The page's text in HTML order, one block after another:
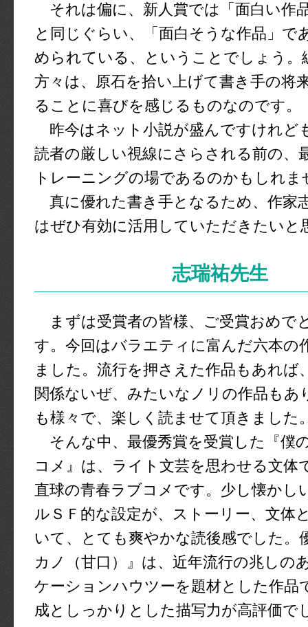
それは偏に、新人賞では「面白い作
と同じぐらい、「面白そうな作品」で
められている、ということでしょう。
方々は、原石を拾い上げて書き手の将
ることに喜びを感じるものなのです。
昨今はネット小説が盛んですけれど
読者の厳しい視線にさらされる前の、
トレーニングの場であるのかもしれま
真に優れた書き手となるため、作家
はぜひ有効に活用していただきたいと
志瑞祐先生
まずは受賞者の皆様、ご受賞おめで
す。今回はバラエティに富んだ六本の
ました。流行を押さえた作品もあれば
関係ないぜ、みたいなノリの作品もあ
も様々で、楽しく読ませて頂きました
そんな中、最優秀賞を受賞した『僕
コメ』は、ライト文芸を思わせる文体
直球の青春ラブコメです。少し懐かし
ルＳＦ的な設定が、ストーリー、文体
いて、とても爽やかな読後感でした。
カノ（甘口）』は、近年流行の兆しの
ケーションハウツーを題材とした作品
成としっかりとした描写力が高評価で